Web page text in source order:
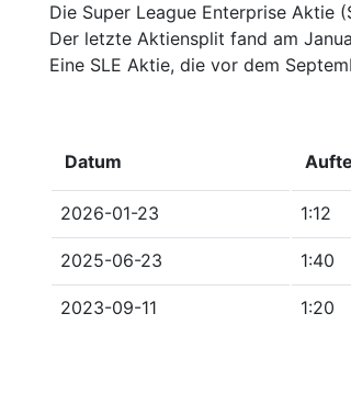
Die Super League Enterprise Aktie
Der letzte Aktiensplit fand am
Eine SLE Aktie, die vor dem
Datum
2026-01-23 1:12
2025-06-23 1:40
2023-09-11 1:20